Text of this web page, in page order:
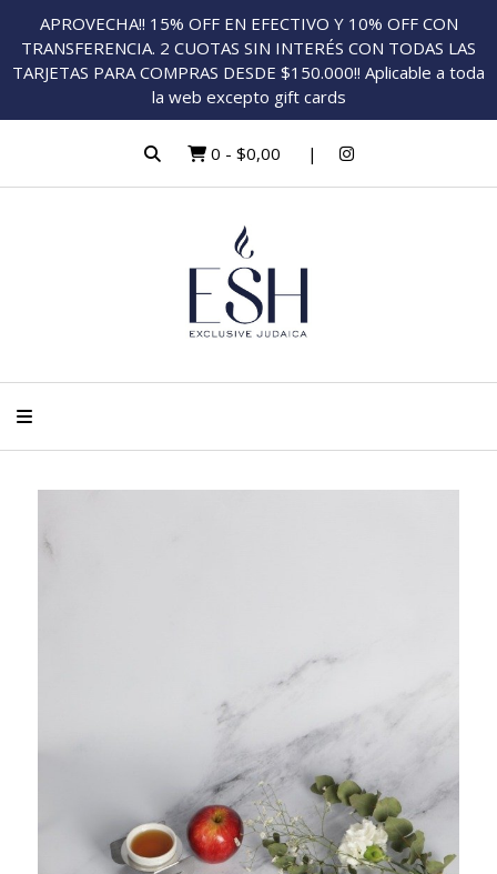
APROVECHA!! 15% OFF EN EFECTIVO Y 10% OFF CON
TRANSFERENCIA. 2 CUOTAS SIN INTERÉS CON TODAS LAS
TARJETAS PARA COMPRAS DESDE $150.000!! Aplicable a toda
la web excepto gift cards
0 - $0,00